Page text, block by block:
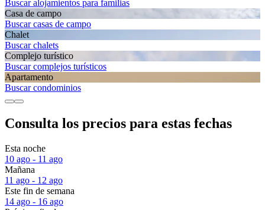
Buscar alojamientos para familias
Casa de campo
Buscar casas de campo
Chalet
Buscar chalets
Complejo turístico
Buscar complejos turísticos
Apartamento
Buscar condominios
Consulta los precios para estas fechas
Esta noche
10 ago - 11 ago
Mañana
11 ago - 12 ago
Este fin de semana
14 ago - 16 ago